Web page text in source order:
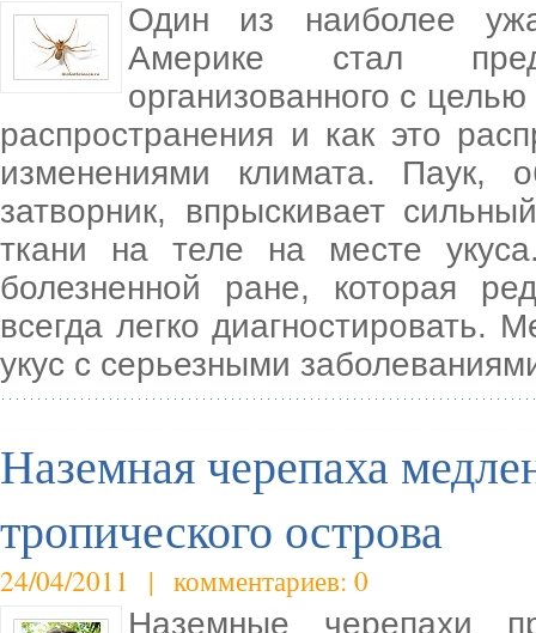
Один из наиболее
Америке стал
организованного с
распространения и как это
изменениями климата. Паук,
затворник, впрыскивает
ткани на теле на месте
болезненной ране, которая
всегда легко диагностировать.
укус с серьезными
Наземная черепаха
тропического острова
24/04/2011 | комментариев: 0
Наземные черепахи